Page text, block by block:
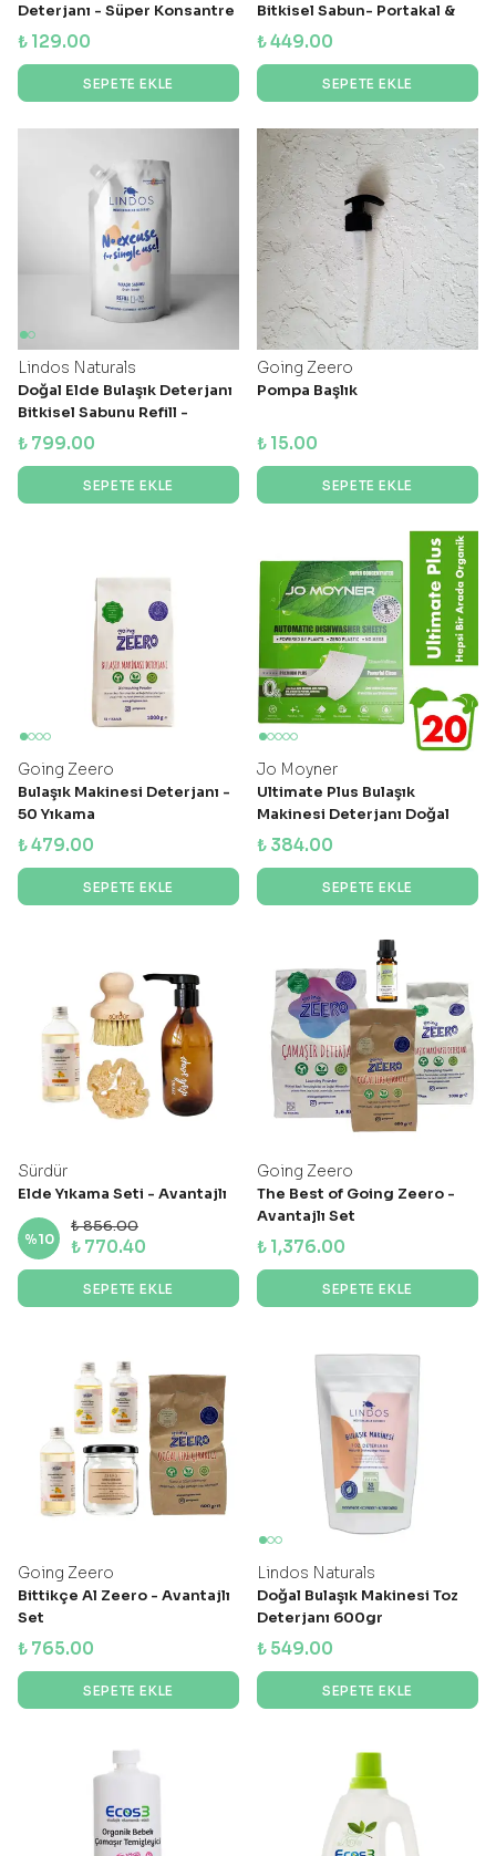
Deterjanı - Süper Konsantre
- Orange Blossom
₺ 129.00
SEPETE EKLE
Bitkisel Sabun- Portakal &
Bergamot - 600ml
₺ 449.00
SEPETE EKLE
Lindos Naturals
Doğal Elde Bulaşık Deterjanı
Bitkisel Sabunu Refill -
Portakal & Bergamot -
₺ 799.00
SEPETE EKLE
Going Zeero
Pompa Başlık
₺ 15.00
SEPETE EKLE
Going Zeero
Bulaşık Makinesi Deterjanı -
50 Yıkama
₺ 479.00
SEPETE EKLE
Jo Moyner
Ultimate Plus Bulaşık
Makinesi Deterjanı Doğal
Organik Yaprak Deterjan -
₺ 384.00
SEPETE EKLE
Sürdür
Elde Yıkama Seti - Avantajlı
Set
%10
₺ 856.00
₺ 770.40
SEPETE EKLE
Going Zeero
The Best of Going Zeero -
Avantajlı Set
₺ 1,376.00
SEPETE EKLE
Going Zeero
Bittikçe Al Zeero - Avantajlı
Set
₺ 765.00
SEPETE EKLE
Lindos Naturals
Doğal Bulaşık Makinesi Toz
Deterjanı 600gr
₺ 549.00
SEPETE EKLE